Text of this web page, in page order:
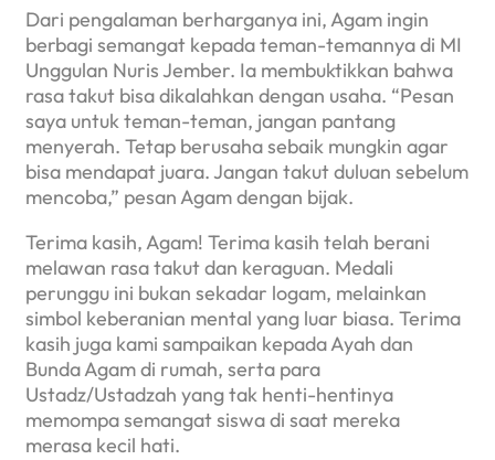
Dari pengalaman berharganya ini, Agam ingin
berbagi semangat kepada teman-temannya di MI
Unggulan Nuris Jember. Ia membuktikkan bahwa
rasa takut bisa dikalahkan dengan usaha. “Pesan
saya untuk teman-teman, jangan pantang
menyerah. Tetap berusaha sebaik mungkin agar
bisa mendapat juara. Jangan takut duluan sebelum
mencoba,” pesan Agam dengan bijak.
Terima kasih, Agam! Terima kasih telah berani
melawan rasa takut dan keraguan. Medali
perunggu ini bukan sekadar logam, melainkan
simbol keberanian mental yang luar biasa. Terima
kasih juga kami sampaikan kepada Ayah dan
Bunda Agam di rumah, serta para
Ustadz/Ustadzah yang tak henti-hentinya
memompa semangat siswa di saat mereka
merasa kecil hati.